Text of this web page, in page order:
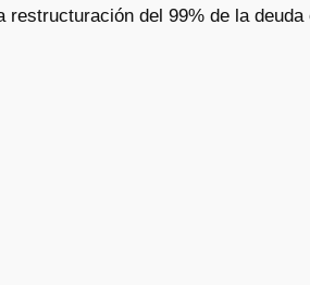
del 99% de la